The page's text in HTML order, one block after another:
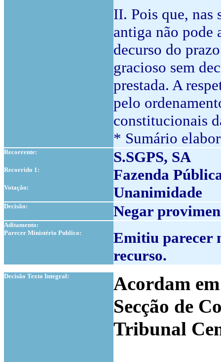
II. Pois que, nas
antiga não pode
decurso do
gracioso sem
prestada. A
pelo
constitucionais
* Sumário
Recorrente: S.SGPS, SA
Recorrido 1: Fazenda
Votação: Unanimidade
Decisão: Negar
Aditamento:
Parecer Ministério Publico:
Emitiu parecer
recurso.
Decisão Texto Integral:
Acordam
Secção de
Tribunal